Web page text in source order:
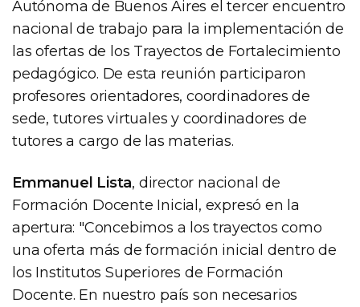
Autónoma de Buenos Aires el tercer encuentro
nacional de trabajo para la implementación de
las ofertas de los Trayectos de Fortalecimiento
pedagógico. De esta reunión participaron
profesores orientadores, coordinadores de
sede, tutores virtuales y coordinadores de
tutores a cargo de las materias.
Emmanuel Lista, director nacional de
Formación Docente Inicial, expresó en la
apertura: "Concebimos a los trayectos como
una oferta más de formación inicial dentro de
los Institutos Superiores de Formación
Docente. En nuestro país son necesarios